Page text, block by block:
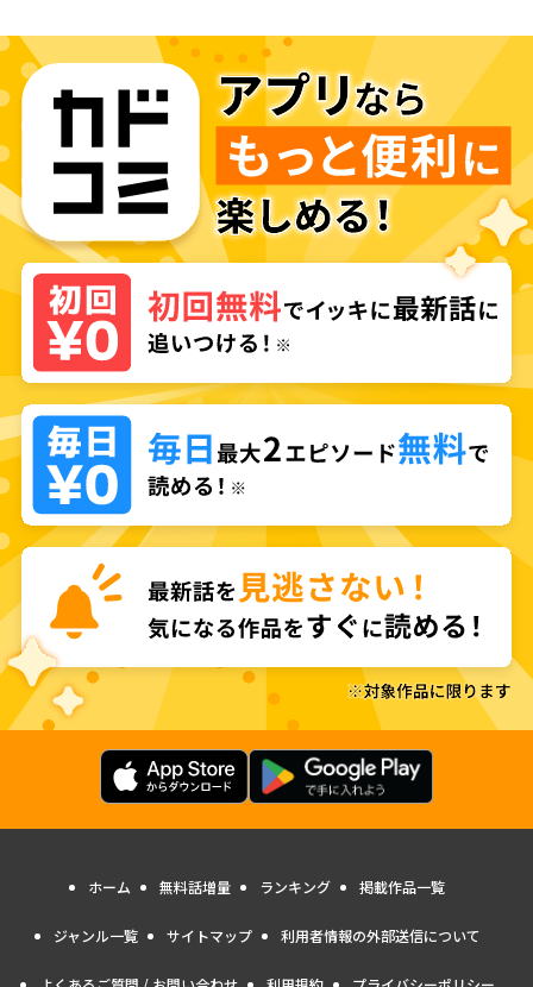
ホーム 無料話増量 ランキング 掲載作品一覧
ジャンル一覧 サイトマップ 利用者情報の外部送信について